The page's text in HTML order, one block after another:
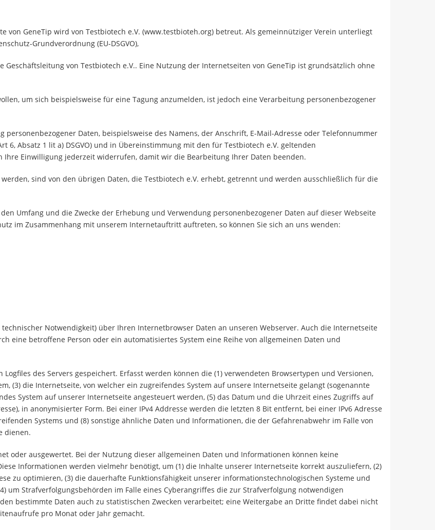
von GeneTip wird von Testbiotech e.V. (www.testbioteh.org) betreut. Als gemeinnütziger Verein unterliegt
Grundverordnung (EU-DSGVO),
von Testbiotech e.V.. Eine Nutzung der Internetseiten von GeneTip ist grundsätzlich ohne
um sich beispielsweise für eine Tagung anzumelden, ist jedoch eine Verarbeitung personenbezogener
Daten, beispielsweise des Namens, der Anschrift, E-Mail-Adresse oder Telefonnummer
6, Absatz 1 lit a) DSGVO) und in Übereinstimmung mit den für Testbiotech e.V. geltenden
Ihre Einwilligung jederzeit widerrufen, damit wir die Bearbeitung Ihrer Daten beenden.
sind von den übrigen Daten, die Testbiotech e.V. erhebt, getrennt und werden ausschließlich für die
Umfang und die Zwecke der Erhebung und Verwendung personenbezogener Daten auf dieser Webseite
im Zusammenhang mit unserem Internetauftritt auftreten, so können Sie sich an uns wenden:
Notwendigkeit) über Ihren Internetbrowser Daten an unseren Webserver. Auch die Internetseite
eine betroffene Person oder ein automatisiertes System eine Reihe von allgemeinen Daten und
des Servers gespeichert. Erfasst werden können die (1) verwendeten Browsertypen und Versionen,
(3) die Internetseite, von welcher ein zugreifendes System auf unsere Internetseite gelangt (sogenannte
System auf unserer Internetseite angesteuert werden, (5) das Datum und die Uhrzeit eines Zugriffs auf
in anonymisierter Form. Bei einer IPv4 Addresse werden die letzten 8 Bit entfernt, bei einer IPv6 Adresse
Systems und (8) sonstige ähnliche Daten und Informationen, die der Gefahrenabwehr im Falle von
dienen.
oder ausgewertet. Bei der Nutzung dieser allgemeinen Daten und Informationen können keine
Informationen werden vielmehr benötigt, um (1) die Inhalte unserer Internetseite korrekt auszuliefern, (2)
zu optimieren, (3) die dauerhafte Funktionsfähigkeit unserer informationstechnologischen Systeme und
um Strafverfolgungsbehörden im Falle eines Cyberangriffes die zur Strafverfolgung notwendigen
bestimmte Daten auch zu statistischen Zwecken verarbeitet; eine Weitergabe an Dritte findet dabei nicht
pro Monat oder Jahr gemacht.